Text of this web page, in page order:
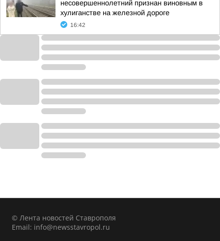
несовершеннолетний признан виновным в
хулиганстве на железной дороге
16:42
© Лента новостей Ставрополя
Email: info@newsstavropol.ru